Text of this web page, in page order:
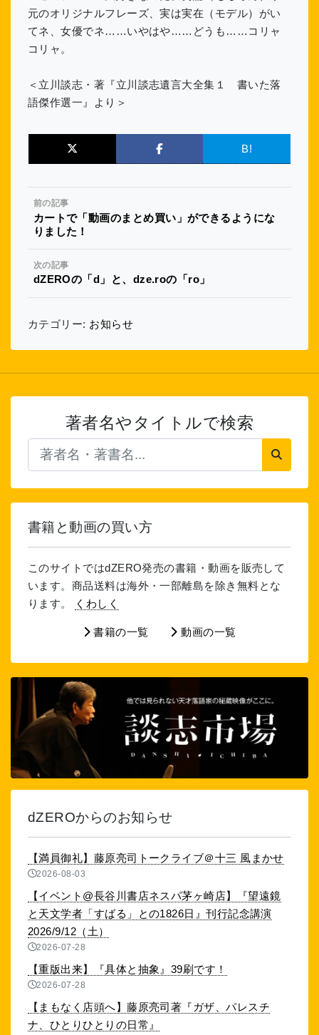
元のオリジナルフレーズ、実は実在（モデル）がい
てネ、女優でネ……いやはや……どうも……コリャ
コリャ。
＜立川談志・著『立川談志遺言大全集１ 書いた落
語傑作選一』より＞
B!
前の記事
カートで「動画のまとめ買い」ができるようにな
りました！
次の記事
dZEROの「d」と、dze.roの「ro」
カテゴリー: お知らせ
著者名やタイトルで検索
書籍と動画の買い方
このサイトではdZERO発売の書籍・動画を販売して
います。商品送料は海外・一部離島を除き無料とな
ります。
くわしく
書籍の一覧 動画の一覧
dZEROからのお知らせ
【満員御礼】藤原亮司トークライブ＠十三 風まかせ
2026-08-03
【イベント@長谷川書店ネスパ茅ヶ崎店】『望遠鏡
と天文学者「すばる」との1826日』刊行記念講演
2026/9/12（土）
2026-07-28
【重版出来】『具体と抽象』39刷です！
2026-07-28
【まもなく店頭へ】藤原亮司著『ガザ、パレスチ
ナ、ひとりひとりの日常』